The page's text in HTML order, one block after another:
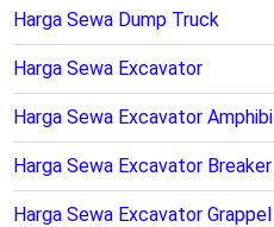
Harga Sewa Dump Truck
Harga Sewa Excavator
Harga Sewa Excavator Amphibi
Harga Sewa Excavator Breaker
Harga Sewa Excavator Grappel